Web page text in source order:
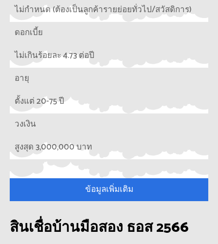
ไม่กำหนด (ต้องเป็นลูกค้ารายย่อยทั่วไป/สวัสดิการ)
ดอกเบี้ย
ไม่เกินร้อยละ 4.73 ต่อปี
อายุ
ตั้งแต่ 20-75 ปี
วงเงิน
สูงสุด 3,000,000 บาท
ข้อมูลเพิ่มเติม
สินเชื่อบ้านมือสอง ธอส 2566